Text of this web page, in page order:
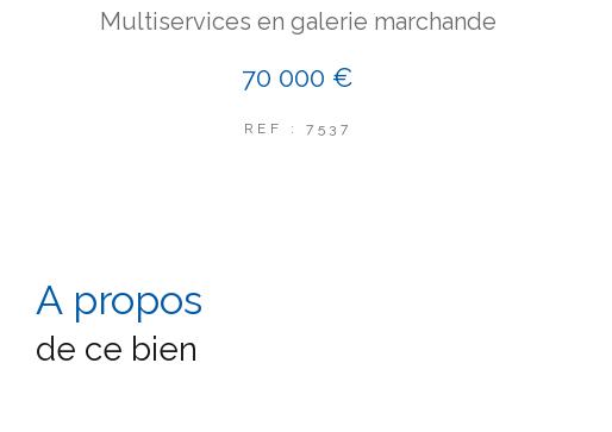
Multiservices en galerie marchande
70 000 €
REF : 7537
a propos
de ce bien